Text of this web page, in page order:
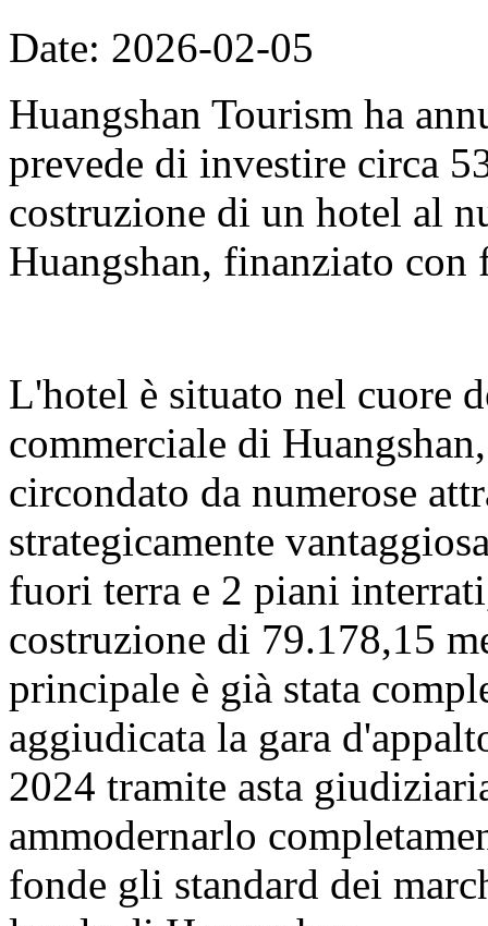
Date: 2026-02-05
Huangshan Tourism ha
prevede di investire circa
costruzione di un hotel al
Huangshan, finanziato
L'hotel è situato nel cuore
commerciale di
circondato da numerose
strategicamente
fuori terra e 2 piani
costruzione di 79.178,15
principale è già stata
aggiudicata la gara
2024 tramite asta
ammodernarlo
fonde gli standard dei